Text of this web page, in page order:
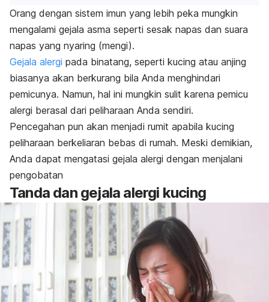
Orang dengan sistem imun yang lebih peka mungkin
mengalami gejala asma seperti sesak napas dan suara
napas yang nyaring (mengi).
Gejala alergi pada binatang, seperti kucing atau anjing
biasanya akan berkurang bila Anda menghindari
pemicunya. Namun, hal ini mungkin sulit karena pemicu
alergi berasal dari peliharaan Anda sendiri.
Pencegahan pun akan menjadi rumit apabila kucing
peliharaan berkeliaran bebas di rumah. Meski demikian,
Anda dapat mengatasi gejala alergi dengan menjalani
pengobatan
Tanda dan gejala alergi kucing